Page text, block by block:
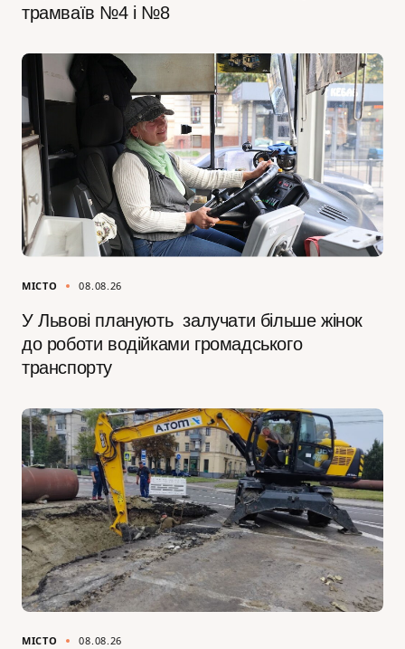
трамваїв №4 і №8
МІСТО 08.08.26
У Львові планують залучати більше жінок
до роботи водійками громадського
транспорту
МІСТО 08.08.26